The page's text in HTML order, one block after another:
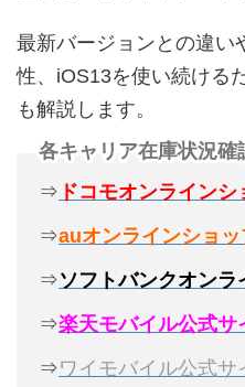
最新バージョンとの違い
性、iOS13を使い続ける
も解説します。
各キャリア在庫状況確
⇒ ドコモオンラインシ
⇒auオンラインショッ
⇒ソフトバンクオンラ
⇒楽天モバイル公式サ
⇒ワイモバイル公式サ